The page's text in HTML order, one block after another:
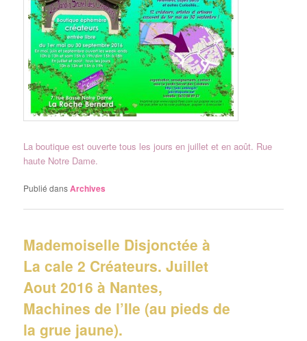
La boutique est ouverte tous les jours en juillet et en août. Rue
haute Notre Dame.
Publié dansArchives
Mademoiselle Disjonctée à
La cale 2 Créateurs. Juillet
Aout 2016 à Nantes,
Machines de l’Ile (au pieds de
la grue jaune).